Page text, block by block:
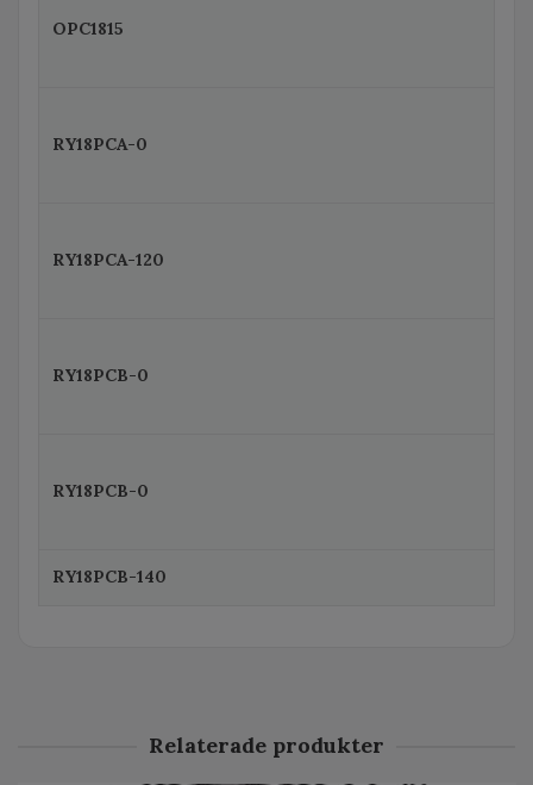
OPC1815
RY18PCA-0
RY18PCA-120
RY18PCB-0
RY18PCB-0
RY18PCB-140
Relaterade produkter